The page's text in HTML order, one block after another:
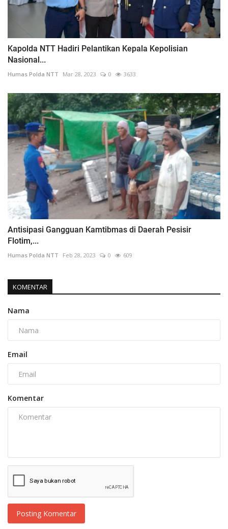
Kapolda NTT Hadiri Pelantikan Kepala Kepolisian
Nasional...
Humas Polda NTT Mar 28, 2023 0 3633
Antisipasi Gangguan Kamtibmas di Daerah Pesisir
Flotim,...
Humas Polda NTT Feb 28, 2023 0 609
KOMENTAR
Nama
Email
Komentar
Posting Komentar